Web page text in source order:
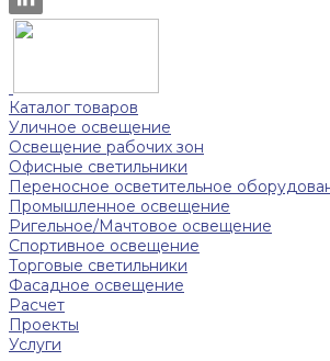
Каталог товаров
Уличное освещение
Освещение рабочих зон
Офисные светильники
Переносное осветительное
Промышленное освещение
Ригельное/Мачтовое освещение
Спортивное освещение
Торговые светильники
Фасадное освещение
Расчет
Проекты
Услуги